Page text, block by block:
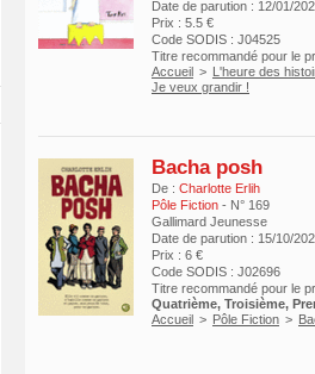
Date de parution : 12/01/
Prix : 5.5 €
Code SODIS : J04525
Titre recommandé pour le
Accueil > L'heure des
Je veux grandir !
Bacha posh
De : Charlotte Erlih
Pôle Fiction - N° 169
Gallimard Jeunesse
Date de parution : 15/10/
Prix : 6 €
Code SODIS : J02696
Titre recommandé pour le
Quatrième, Troisième,
Accueil > Pôle Fiction >